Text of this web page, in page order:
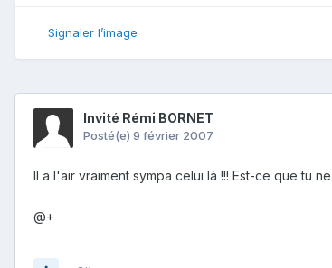
Signaler l’image
Invité Rémi BORNET
Posté(e) 9 février 2007
Il a l'air vraiment sympa celui là !!! Est-ce que tu
@+